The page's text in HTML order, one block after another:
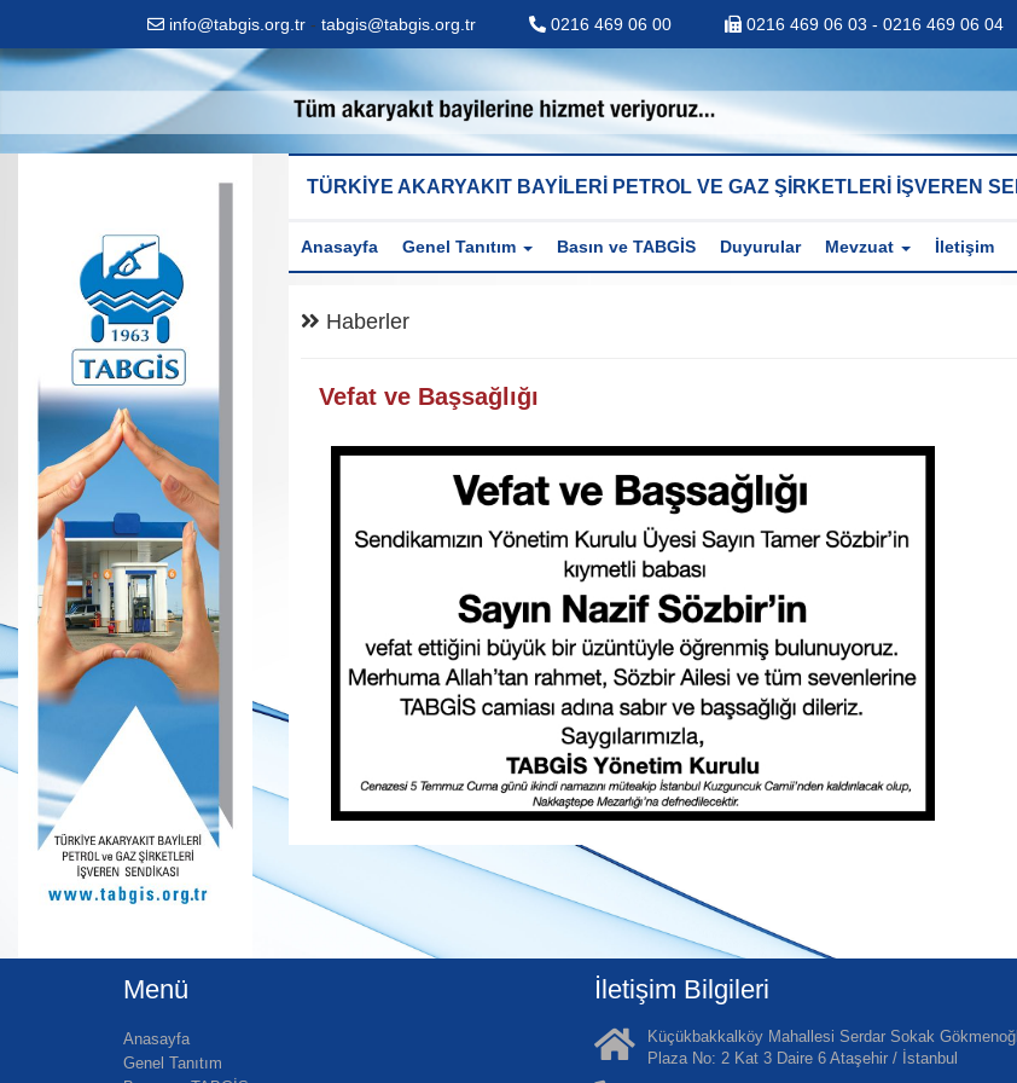
info@tabgis.org.tr - tabgis@tabgis.org.tr 0216 469 06 00 0216 469 06 03 - 0216 469 06 04
TÜRKİYE AKARYAKIT BAYİLERİ PETROL VE GAZ ŞİRKETLERİ İŞVEREN
Anasayfa Genel Tanıtım Basın ve TABGİS Duyurular Mevzuat İletişim
Haberler
Vefat ve Başsağlığı
Menü
Anasayfa
Genel Tanıtım
İletişim Bilgileri
Küçükbakkalköy Mahallesi Serdar Sokak
Plaza No: 2 Kat 3 Daire 6 Ataşehir / İstanbul